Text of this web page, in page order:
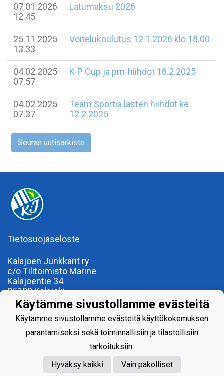
07.01.2026
12.45
Latumaksu 2026
25.11.2025
13.33
Voitelukoulutus 12.1.2026 klo 18.00
04.02.2025
07.57
K-P Cup ja pm-hiihdot 16.2.2025
04.02.2025
07.37
Team Sportia lasten hiihdot ke
12.2.2025
Seuran uutisarkisto
Tietosuojaseloste
Kalajoen Junkkarit ry
c/o Tilitoimisto Marine
Kalajoentie 34
85100 Kalajoki
Y-tunnus 0185922-0
Yhdistysrekisterinumero 120.904
Powered by
Käytämme sivustollamme evästeitä
Käytämme sivustollamme evästeitä käyttökokemuksen
parantamiseksi sekä toiminnallisiin ja tilastollisiin
tarkoituksiin.
Hyväksy kaikki
Vain pakolliset